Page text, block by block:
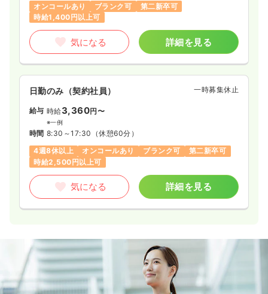
オンコールあり
ブランク可
第二新卒可
時給1,400円以上可
気になる 詳細を見る
日勤のみ（契約社員） 一時募集休止
給与 時給3,360円〜
※一例
時間 8:30～17:30 （休憩60分）
4週8休以上
オンコールあり ブランク可
第二新卒可
時給2,500円以上可
気になる 詳細を見る